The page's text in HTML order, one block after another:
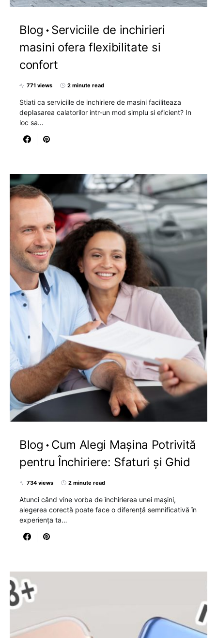
Blog
Serviciile de inchirieri
masini ofera flexibilitate si
confort
771 views 2 minute read
Stiati ca serviciile de inchiriere de masini faciliteaza
deplasarea calatorilor intr-un mod simplu si eficient? In
loc sa…
Blog
Cum Alegi Mașina Potrivită
pentru Închiriere: Sfaturi și Ghid
734 views 2 minute read
Atunci când vine vorba de închirierea unei mașini,
alegerea corectă poate face o diferență semnificativă în
experiența ta…